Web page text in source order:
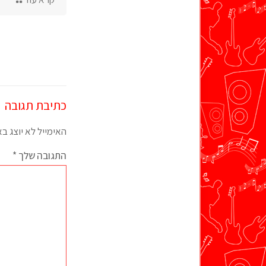
כתיבת תגובה
האימייל לא יוצג
התגובה שלך *